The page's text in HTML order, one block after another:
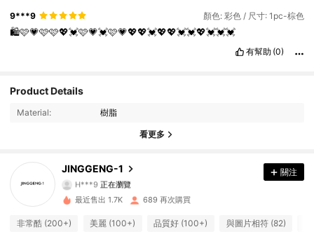
9***9 顏色: 彩色 / 尺寸: 1pc-棕色
🛍️🩷💗🩷🩷💖💓🩷💗💓🩷💗💖💖💓💖💖💓💓💖💓💓💓
有幫助 (0)
Product Details
Material: 樹脂
看更多
JINGGENG-1
4.90
4.90
H***9 正在瀏覽
4.90
102 追蹤者
4.90 102 追蹤者
關注
最近售出 1.7K 689 再次購買
非常酷 (200+) 美麗 (100+) 品質好 (100+) 與圖片相符 (82)